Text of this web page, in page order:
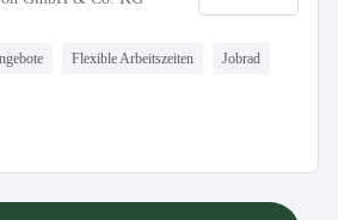
Flexible Arbeitszeiten Jobrad